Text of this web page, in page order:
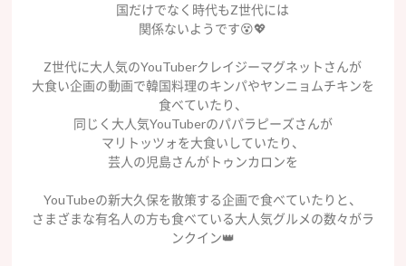
国だけでなく時代もZ世代には
関係ないようです😵💖
Z世代に大人気のYouTuberクレイジーマグネットさんが
大食い企画の動画で韓国料理のキンパやヤンニョムチキンを
食べていたり、
同じく大人気YouTuberのパパラピーズさんが
マリトッツォを大食いしていたり、
芸人の児島さんがトゥンカロンを
YouTubeの新大久保を散策する企画で食べていたりと、
さまざまな有名人の方も食べている大人気グルメの数々がラ
ンクイン👑